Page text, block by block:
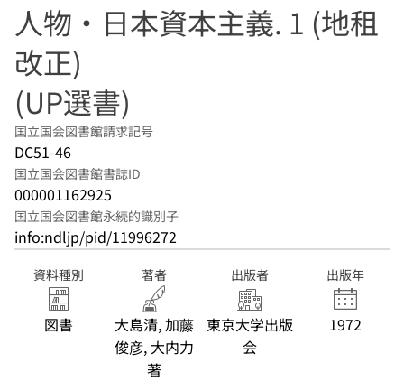
人物・日本資本主義. 1 (地租
改正)
(UP選書)
国立国会図書館請求記号
DC51-46
国立国会図書館書誌ID
000001162925
国立国会図書館永続的識別子
info:ndljp/pid/11996272
資料種別
図書
著者
大島清, 加藤
俊彦, 大内力
著
出版者
東京大学出版
会
出版年
1972